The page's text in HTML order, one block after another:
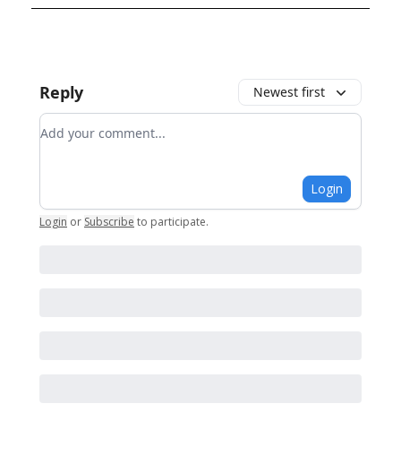
Reply Newest first
Add your comment
Login
Login or Subscribe to participate.